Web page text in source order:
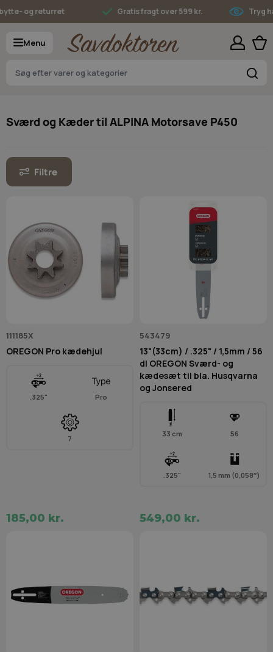
Skip to Content
og returret Gratis fragt over 599 kr. Tryg
Menu
Sværd og Kæder til ALPINA Motorsave P450
Filtre
111185X
OREGON Pro kædehjul
.325" Pro
7
185,00 kr.
543479
13"(33cm) / .325" / 1,5mm / 56
dl OREGON Sværd- og
kædesæt til bla. Husqvarna
og Jonsered
33 cm 56
.325" 1,5 mm (0,058″)
549,00 kr.